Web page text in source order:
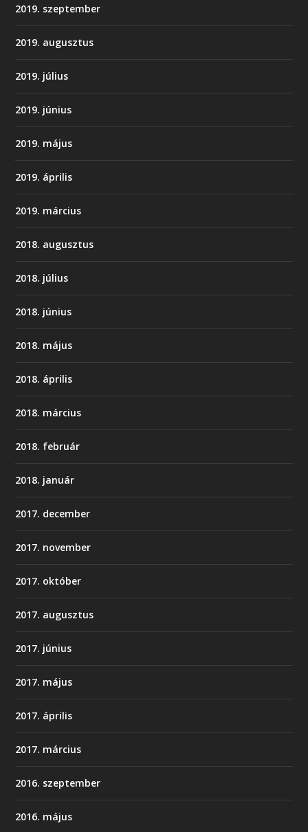
2019. szeptember
2019. augusztus
2019. július
2019. június
2019. május
2019. április
2019. március
2018. augusztus
2018. július
2018. június
2018. május
2018. április
2018. március
2018. február
2018. január
2017. december
2017. november
2017. október
2017. augusztus
2017. június
2017. május
2017. április
2017. március
2016. szeptember
2016. május